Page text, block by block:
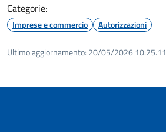
Categorie:
Imprese e commercio Autorizzazioni
Ultimo aggiornamento: 20/05/2026 10:25.11